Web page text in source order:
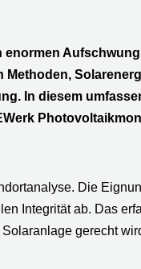
In diesem
Die
Integrität ab. Das
gerecht